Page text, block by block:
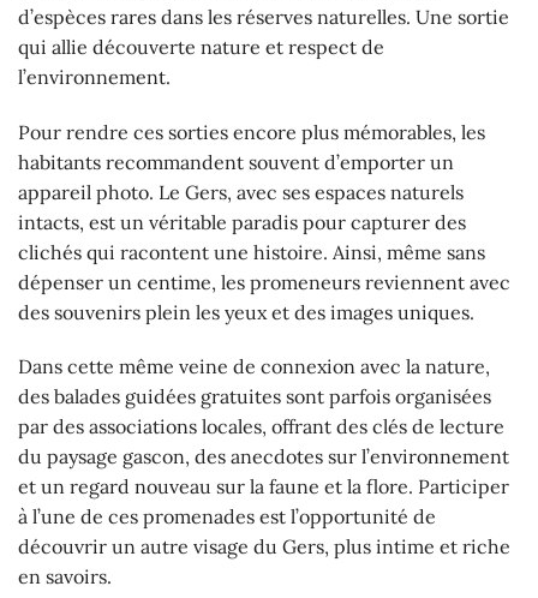
d’espèces rares dans les réserves naturelles. Une sortie
qui allie découverte nature et respect de
l’environnement.
Pour rendre ces sorties encore plus mémorables, les
habitants recommandent souvent d’emporter un
appareil photo. Le Gers, avec ses espaces naturels
intacts, est un véritable paradis pour capturer des
clichés qui racontent une histoire. Ainsi, même sans
dépenser un centime, les promeneurs reviennent avec
des souvenirs plein les yeux et des images uniques.
Dans cette même veine de connexion avec la nature,
des balades guidées gratuites sont parfois organisées
par des associations locales, offrant des clés de lecture
du paysage gascon, des anecdotes sur l’environnement
et un regard nouveau sur la faune et la flore. Participer
à l’une de ces promenades est l’opportunité de
découvrir un autre visage du Gers, plus intime et riche
en savoirs.